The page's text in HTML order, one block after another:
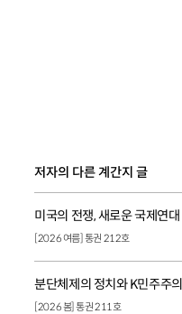
저자의 다른 계간지 글
미국의 전쟁, 새로운 국제연대
[2026 여름] 통권 212호
분단체제의 정치와 K민주주의
[2026 봄] 통권 211호